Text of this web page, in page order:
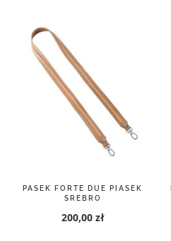
PASEK FORTE DUE PIASEK
SREBRO
200,00 zł